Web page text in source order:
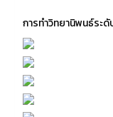
การทำวิทยานิพนธ์ระ